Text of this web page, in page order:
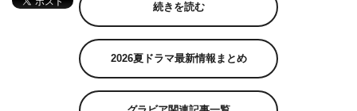
続きを読む
2026夏ドラマ最新情報まとめ